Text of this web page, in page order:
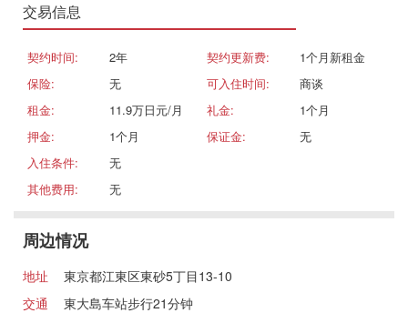
交易信息
契约时间: 2年 契约更新费:
1个月新租金
保险:
无 可入住时间:
商谈
租金:
11.9万日元/月 礼金:
1个月
押金:
1个月 保证金:
无
入住条件:
无
其他费用:
无
周边情况
地址
東京都江東区東砂5丁目13-10
交通
東大島车站步行21分钟